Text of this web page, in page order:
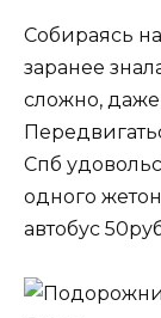
Собираясь
заранее
сложно, даже
Спб
одного
автобус